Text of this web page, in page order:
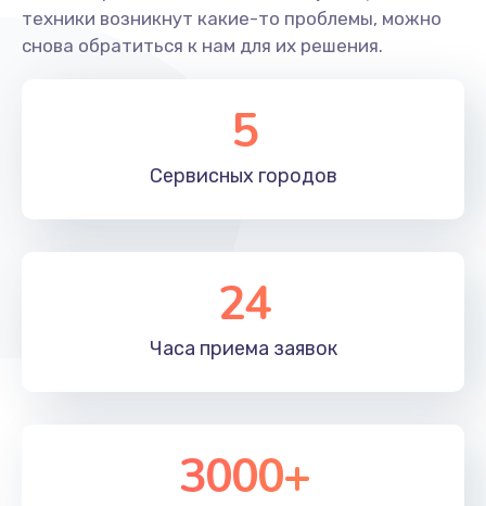
техники возникнут какие-то проблемы, можно
снова обратиться к нам для их решения.
5
Сервисных городов
24
Часа приема заявок
3000+